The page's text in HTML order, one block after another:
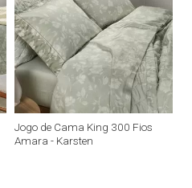
Jogo de Cama King 300 Fios
Amara - Karsten